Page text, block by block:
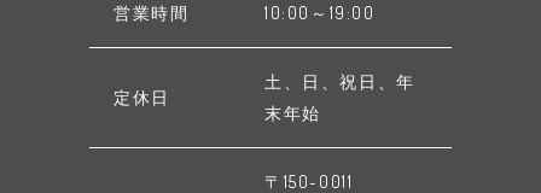
営業時間 10:00～19:00
定休日
土、日、祝日、年
末年始
〒150-0011